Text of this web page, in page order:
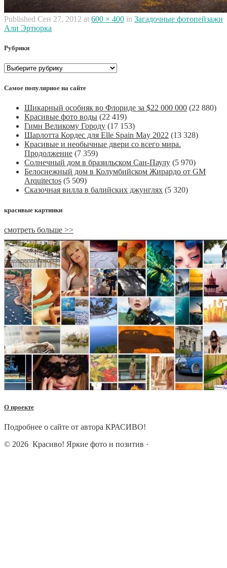
Published Сен 27, 2012 at 600 × 400 in Загадочные фотопейзажи
Али Эртюрка
Рубрики
Рубрики
Самое популярное на сайте
Шикарный особняк во Флориде за $22 000 000 (22 880)
Красивые фото воды (22 419)
Гимн Великому Городу (17 153)
Шарлотта Кордес для Elle Spain May 2022 (13 328)
Красивые и необычные двери со всего мира.
Продолжение (7 359)
Солнечный дом в бразильском Сан-Паулу (5 970)
Белоснежный дом в Колумбийском Жирардо от GM
Arquitectos (5 509)
Сказочная вилла в балийских джунглях (5 320)
красивые картинки
смотреть больше >>
О проекте
Подробнее о сайте от автора КРАСИВО!
© 2026 Красиво! Яркие фото и позитив ·